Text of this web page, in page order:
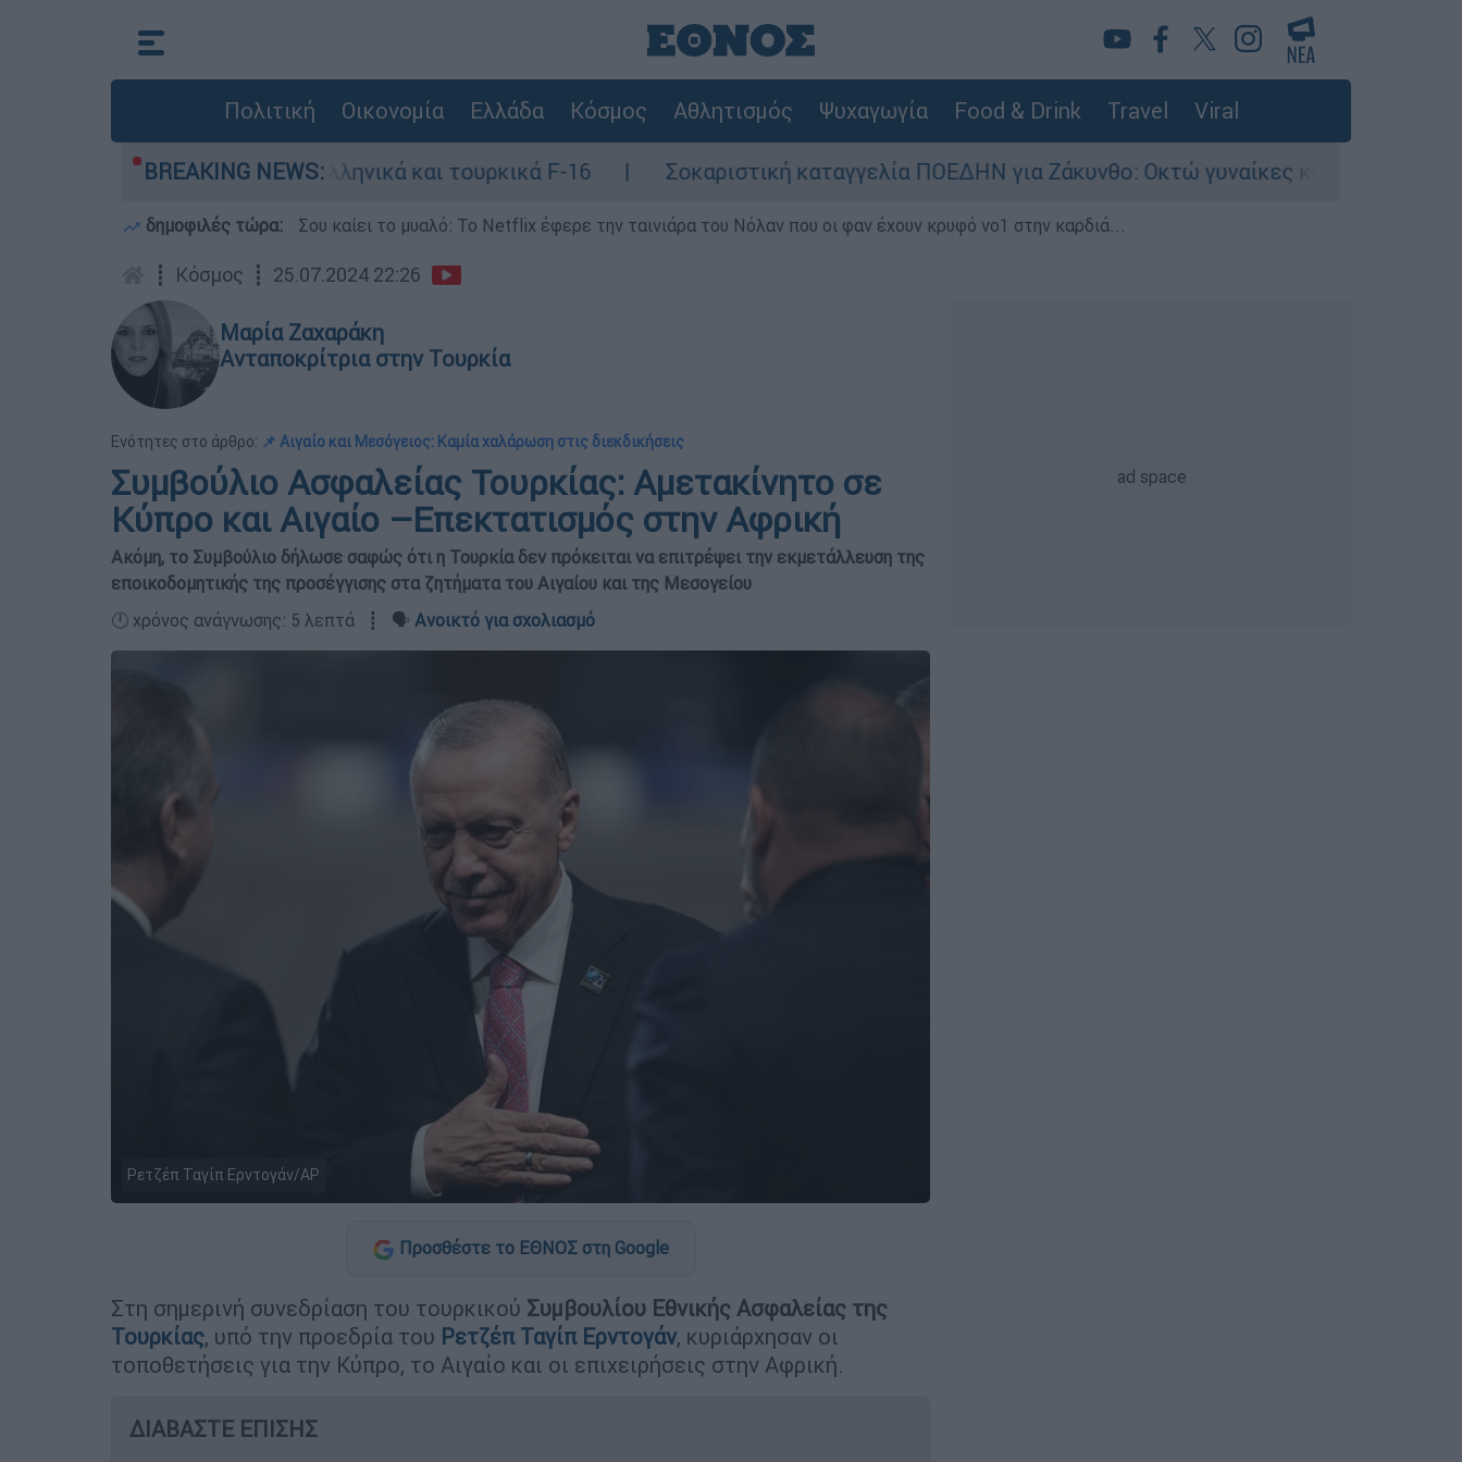
Πολιτική Οικονομία Ελλάδα Κόσμος Αθλητισμός Ψυχαγωγία Food & Drink Travel Viral
BREAKING NEWS:
ανάμεσα σε ελληνικά και τουρκικά F-16 Σοκαριστική καταγγελία ΠΟΕΔΗΝ για Ζάκυνθο: Οκτώ γυναίκες κατήγγειλαν βιασμό σε 20
δημοφιλές τώρα: Σου καίει το μυαλό: Το Netflix έφερε την ταινιάρα του Νόλαν που οι φαν έχουν κρυφό νο1 στην καρδιά...
┋ Κόσμος ┋ 25.07.2024 22:26
Μαρία Ζαχαράκη
Ανταποκρίτρια στην Τουρκία
Ενότητες στο άρθρο: 📌 Αιγαίο και Μεσόγειος: Καμία χαλάρωση στις διεκδικήσεις
Συμβούλιο Ασφαλείας Τουρκίας: Αμετακίνητο σε
Κύπρο και Αιγαίο –Επεκτατισμός στην Αφρική
Ακόμη, το Συμβούλιο δήλωσε σαφώς ότι η Τουρκία δεν πρόκειται να επιτρέψει την εκμετάλλευση της
εποικοδομητικής της προσέγγισης στα ζητήματα του Αιγαίου και της Μεσογείου
🕛 χρόνος ανάγνωσης: 5 λεπτά ┋ 🗣️ Ανοικτό για σχολιασμό
Ρετζέπ Ταγίπ Ερντογάν/AP
Προσθέστε το ΕΘΝΟΣ στη Google
Στη σημερινή συνεδρίαση του τουρκικού Συμβουλίου Εθνικής Ασφαλείας της
Τουρκίας, υπό την προεδρία του Ρετζέπ Ταγίπ Ερντογάν, κυριάρχησαν οι
τοποθετήσεις για την Κύπρο, το Αιγαίο και οι επιχειρήσεις στην Αφρική.
ΔΙΑΒΑΣΤΕ ΕΠΙΣΗΣ